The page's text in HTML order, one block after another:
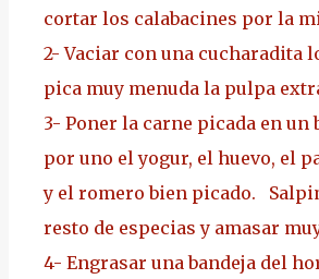
cortar los calabacines por la
2- Vaciar con una cucharadita
pica muy menuda la pulpa
3- Poner la carne picada en un
por uno el yogur, el huevo, el
y el romero bien picado.
resto de especias y amasar
4- Engrasar una bandeja del